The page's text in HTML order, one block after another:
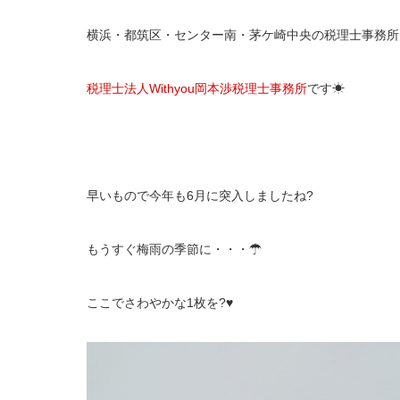
横浜・都筑区・センター南・茅ケ崎中央の税理士事務
税理士法人Withyou岡本渉税理士事務所です☀
早いもので今年も6月に突入しましたね?
もうすぐ梅雨の季節に・・・☂
ここでさわやかな1枚を?♥